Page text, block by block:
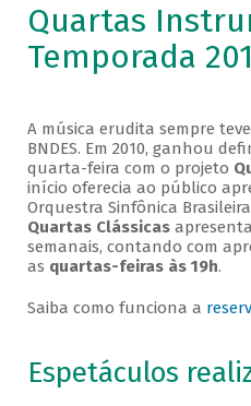
Quartas
Temporada
A música erudita sempre
BNDES. Em 2010, ganhou
quarta-feira com o projeto
início oferecia ao público
Orquestra Sinfônica
Quartas Clássicas
semanais, contando com
as quartas-feiras às 19h.
Saiba como funciona a
Espetáculos